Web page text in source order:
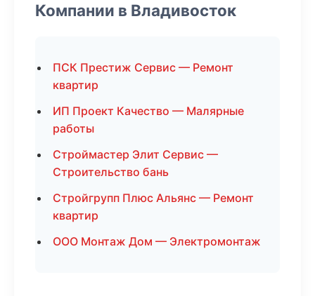
Компании в Владивосток
ПСК Престиж Сервис — Ремонт
квартир
ИП Проект Качество — Малярные
работы
Строймастер Элит Сервис —
Строительство бань
Стройгрупп Плюс Альянс — Ремонт
квартир
ООО Монтаж Дом — Электромонтаж